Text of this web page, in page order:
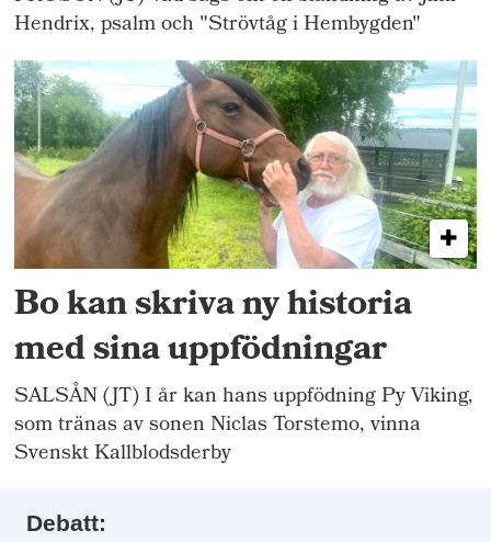
Hendrix, psalm och "Strövtåg i Hembygden"
Bo kan skriva ny historia
med sina uppfödningar
SALSÅN (JT) I år kan hans uppfödning Py Viking,
som tränas av sonen Niclas Torstemo, vinna
Svenskt Kallblodsderby
Debatt: